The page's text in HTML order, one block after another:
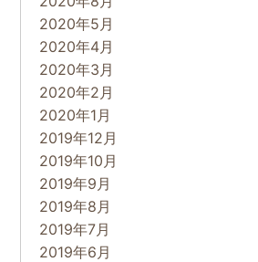
2020年5月
2020年4月
2020年3月
2020年2月
2020年1月
2019年12月
2019年10月
2019年9月
2019年8月
2019年7月
2019年6月